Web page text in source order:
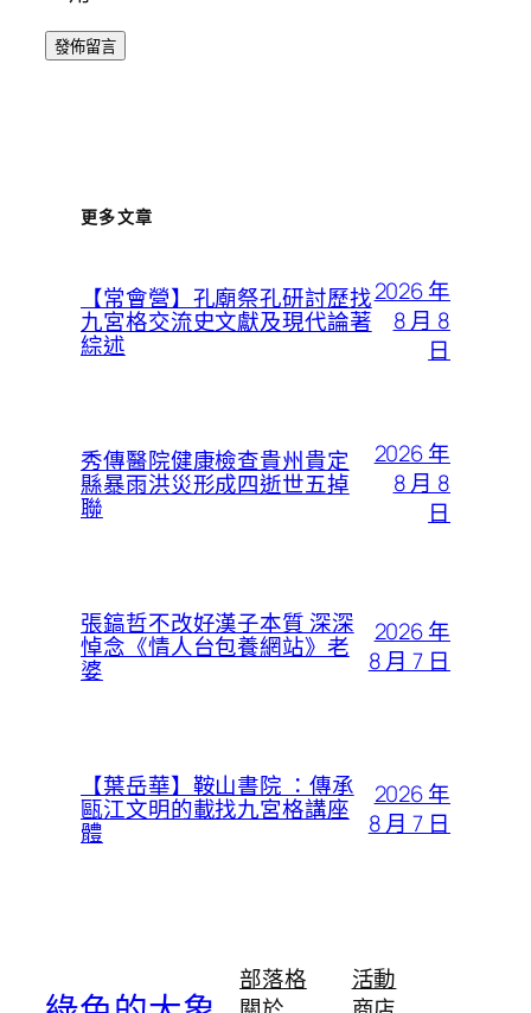
更多文章
【常會營】孔廟祭孔研討歷找
九宮格交流史文獻及現代論著
綜述
2026 年
8 月 8
日
秀傳醫院健康檢查貴州貴定
縣暴雨洪災形成四逝世五掉
聯
2026 年
8 月 8
日
張鎬哲不改好漢子本質 深深
悼念《情人台包養網站》老
婆
2026 年
8 月 7 日
【葉岳華】鞍山書院 ：傳承
甌江文明的載找九宮格講座
體
2026 年
8 月 7 日
部落格
活動